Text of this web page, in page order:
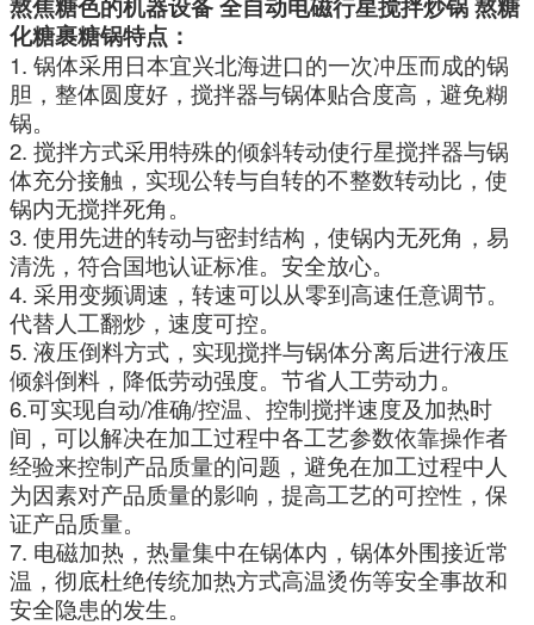
化糖裹糖锅特点：
1. 锅体采用日本宜兴北海进口的一次冲压而成的锅
胆，整体圆度好，搅拌器与锅体贴合度高，避免糊
锅。
2. 搅拌方式采用特殊的倾斜转动使行星搅拌器与锅
体充分接触，实现公转与自转的不整数转动比，使
锅内无搅拌死角。
3. 使用先进的转动与密封结构，使锅内无死角，易
清洗，符合国地认证标准。安全放心。
4. 采用变频调速，转速可以从零到高速任意调节。
代替人工翻炒，速度可控。
5. 液压倒料方式，实现搅拌与锅体分离后进行液压
倾斜倒料，降低劳动强度。节省人工劳动力。
6.可实现自动/准确/控温、控制搅拌速度及加热时
间，可以解决在加工过程中各工艺参数依靠操作者
经验来控制产品质量的问题，避免在加工过程中人
为因素对产品质量的影响，提高工艺的可控性，保
证产品质量。
7. 电磁加热，热量集中在锅体内，锅体外围接近常
温，彻底杜绝传统加热方式高温烫伤等安全事故和
安全隐患的发生。